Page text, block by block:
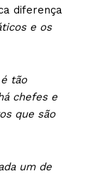
diferença
e os
tão
chefes e
que são
um de